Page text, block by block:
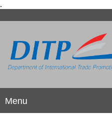
.
Menu